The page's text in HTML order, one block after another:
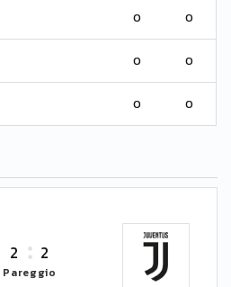
0 0
0 0
0 0
2 2
Pareggio